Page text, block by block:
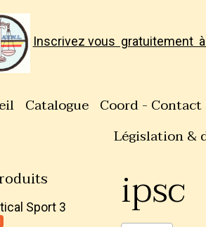
Inscrivez vous gratuitement
Catalogue Coord -
Législation &
ipsc
Sport 3